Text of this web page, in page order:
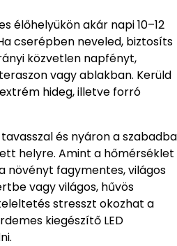
élőhelyükön akár napi 10–12
cserépben neveled, biztosíts
közvetlen napfényt,
vagy ablakban. Kerüld
hideg, illetve forró
és nyáron a szabadba
helyre. Amint a hőmérséklet
növényt fagymentes, világos
vagy világos, hűvös
stresszt okozhat a
kiegészítő LED